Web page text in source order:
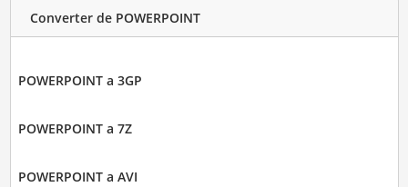
Converter de POWERPOINT
POWERPOINT a 3GP
POWERPOINT a 7Z
POWERPOINT a AVI